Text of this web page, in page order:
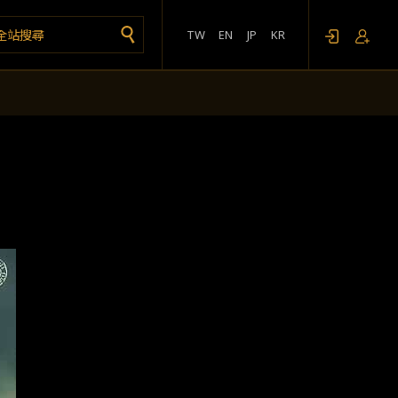
TW EN JP KR